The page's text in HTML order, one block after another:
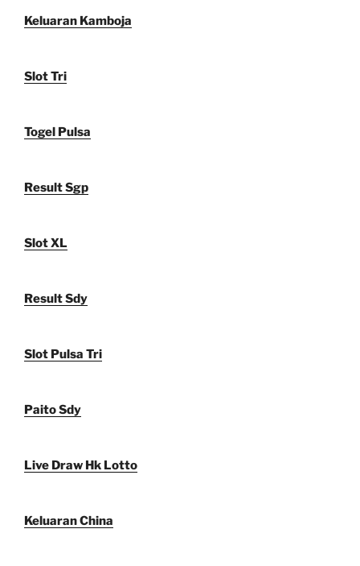
Keluaran Kamboja
Slot Tri
Togel Pulsa
Result Sgp
Slot XL
Result Sdy
Slot Pulsa Tri
Paito Sdy
Live Draw Hk Lotto
Keluaran China